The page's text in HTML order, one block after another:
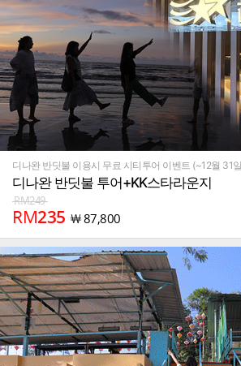
디나완 반딧불 이용시 무료 시티투어 이벤트 (~12월 31
디나완 반딧불 투어+KK스타라운지
RM249
RM235 ￦87,800